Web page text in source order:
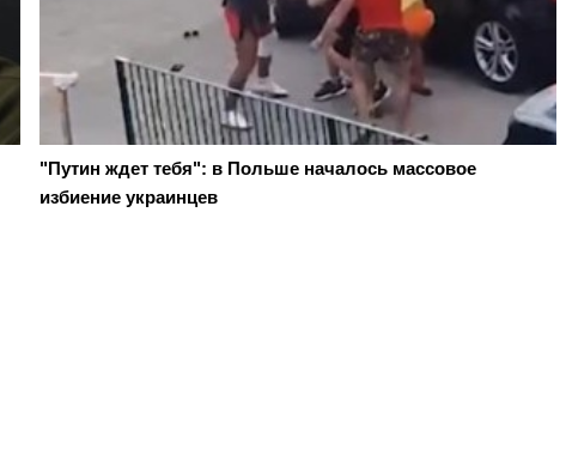
"Путин ждет тебя": в Польше началось массовое
избиение украинцев